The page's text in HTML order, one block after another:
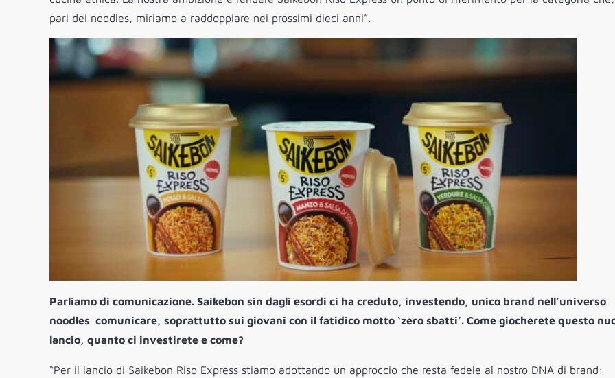
pari dei noodles, miriamo a raddoppiare nei prossimi dieci anni”.
Parliamo di comunicazione. Saikebon sin dagli esordi ci ha creduto, investendo, unico brand nell’universo
noodles comunicare, soprattutto sui giovani con il fatidico motto ‘zero sbatti’. Come giocherete questo
lancio, quanto ci investirete e come?
“Per il lancio di Saikebon Riso Express stiamo adottando un approccio che resta fedele al nostro DNA di brand: